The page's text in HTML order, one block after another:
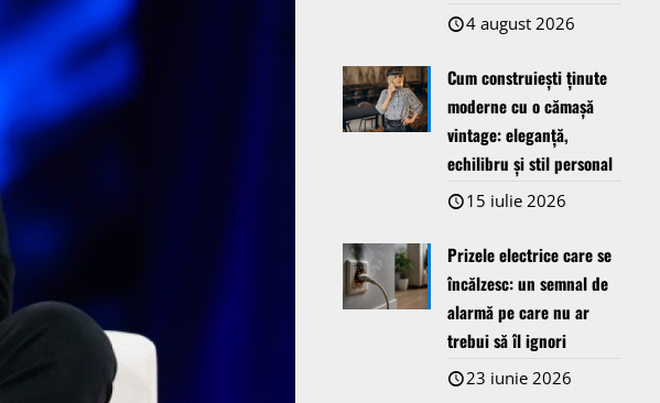
4 august 2026
Cum construiești ținute
moderne cu o cămașă
vintage: eleganță,
echilibru și stil personal
15 iulie 2026
Prizele electrice care se
încălzesc: un semnal de
alarmă pe care nu ar
trebui să îl ignori
23 iunie 2026